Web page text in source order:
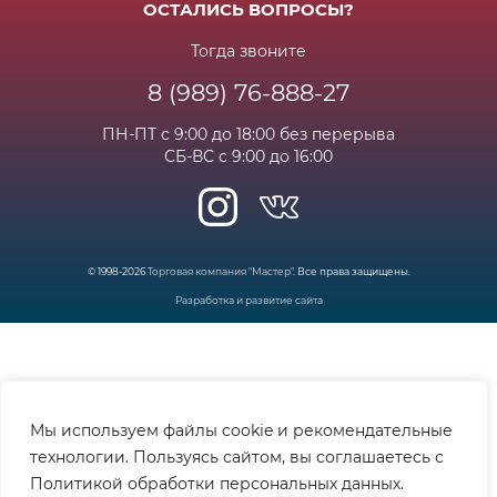
Мы используем файлы cookie и рекомендательные
технологии. Пользуясь сайтом, вы соглашаетесь с
Политикой обработки персональных данных.
Часто задаваемые вопросы
ОСТАЛИСЬ ВОПРОСЫ?
Тогда звоните
8 (989) 76-888-27
ПН-ПТ с 9:00 до 18:00 без перерыва
СБ-ВС с 9:00 до 16:00
© 1998-2026Торговая компания "Мастер". Все права защищены.
Разработка и развитие сайта